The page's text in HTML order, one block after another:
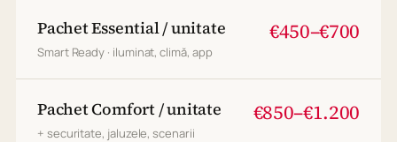
Pachet Essential / unitate
Smart Ready · iluminat, climă, app
€450–€700
Pachet Comfort / unitate
+ securitate, jaluzele, scenarii
€850–€1.200